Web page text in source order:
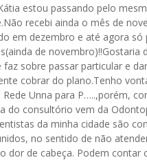
estou passando pelo
recebi ainda o mês de
em dezembro e até agora só
de novembro)!!Gostaria
faz sobre passar particular e
cobrar do plano.Tenho
Rede Unna para P…..,porém,
do consultório vem da
da minha cidade são
no sentido de não
dor de cabeça. Podem contar